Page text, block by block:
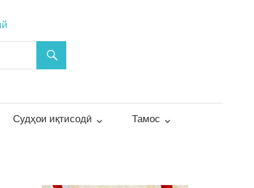
Судҳои иқтисодӣ Тамос